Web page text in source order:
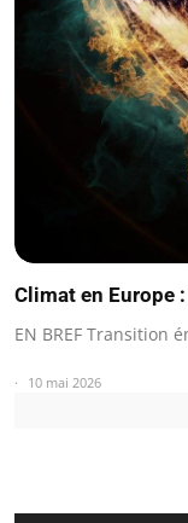
Climat en Europe
EN BREF Transition
10 mai 2026